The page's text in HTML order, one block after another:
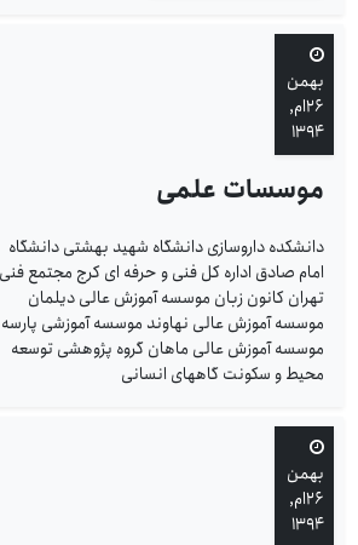
بهمن
۲۶ام,
۱۳۹۴
موسسات علمی
دانشکده داروسازی دانشگاه شهید بهشتی دانشگاه
امام صادق اداره کل فنی و حرفه ای کرج مجتمع فنی
تهران کانون زبان موسسه آموزش عالی دیلمان
موسسه آموزش عالی نهاوند موسسه آموزشی پارسه
موسسه آموزش عالی ماهان گروه پژوهشی توسعه
محیط و سکونت گاههای انسانی
بهمن
۲۶ام,
۱۳۹۴